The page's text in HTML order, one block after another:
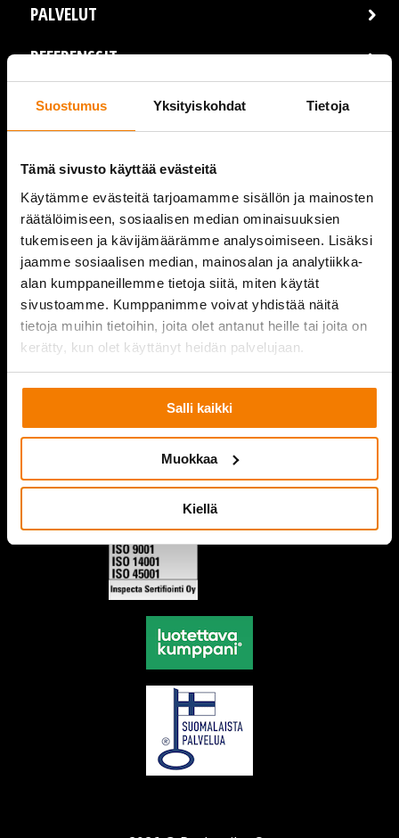
Suostumus Yksityiskohdat Tietoja
Tämä sivusto käyttää evästeitä
Käytämme evästeitä tarjoamamme sisällön ja mainosten
räätälöimiseen, sosiaalisen median ominaisuuksien
tukemiseen ja kävijämäärämme analysoimiseen. Lisäksi
jaamme sosiaalisen median, mainosalan ja analytiikka-
alan kumppaneillemme tietoja siitä, miten käytät
sivustoamme. Kumppanimme voivat yhdistää näitä
tietoja muihin tietoihin, joita olet antanut heille tai joita on
kerätty, kun olet käyttänyt heidän palvelujaan.
Salli kaikki
Muokkaa
Kiellä
PALVELUT
REFERENSSIT
AJANKOHTAISTA
YRITYS
YHTEYSTIEDOT
PURKUPIHA